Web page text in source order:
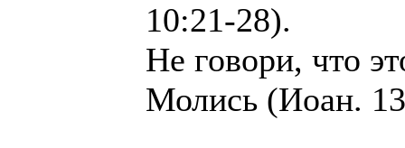
10:21-28).
He говори, что
Молись (Иоан.